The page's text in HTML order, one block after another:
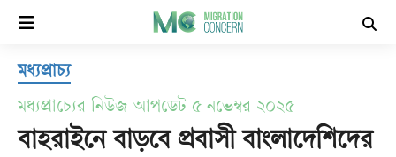
হোম
সর্বশেষ
মধ্যপ্রাচ্য
মধ্যপ্রাচ্যের নিউজ আপডেট ৫ নভেম্বর ২০২৫
বাহরাইনে বাড়বে প্রবাসী বাংলাদেশিদের